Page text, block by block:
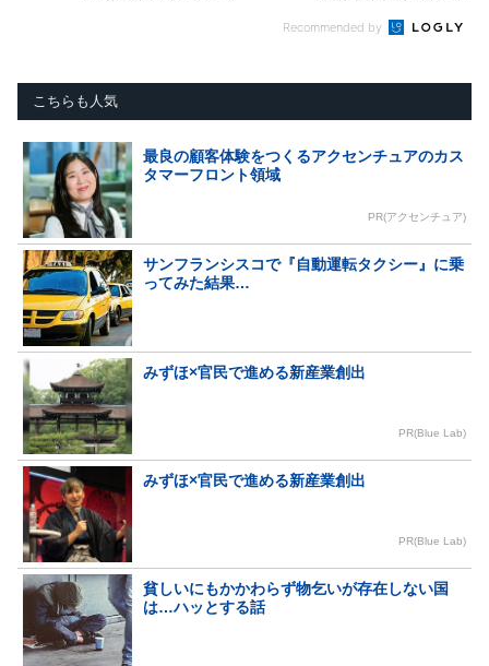
Recommended by
こちらも人気
最良の顧客体験をつくるアクセンチュアのカス
タマーフロント領域
PR(アクセンチュア)
サンフランシスコで『自動運転タクシー』に乗
ってみた結果…
みずほ×官民で進める新産業創出
PR(Blue Lab)
みずほ×官民で進める新産業創出
PR(Blue Lab)
貧しいにもかかわらず物乞いが存在しない国
は…ハッとする話